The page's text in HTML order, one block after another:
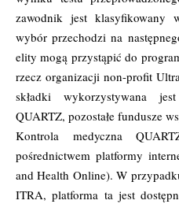
zawodnik jest klasyfikowany
wybór przechodzi na
elity mogą przystąpić do
rzecz organizacji non-profit
składki wykorzystywana
QUARTZ, pozostałe fundusze
Kontrola medyczna
pośrednictwem platformy
and Health Online). W
ITRA, platforma ta jest